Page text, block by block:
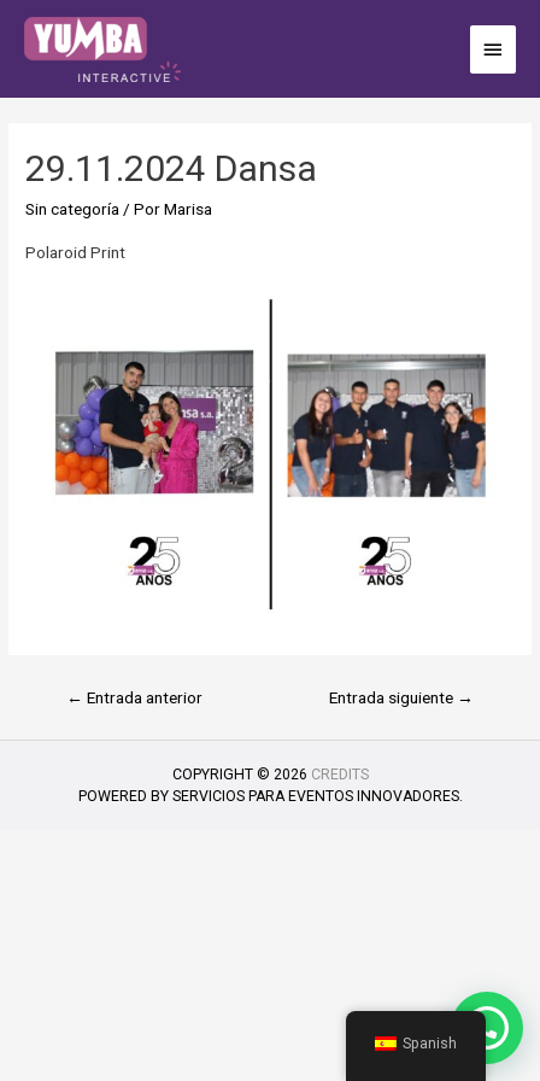
29.11.2024 Dansa
Sin categoría/ PorMarisa
Polaroid Print
← Entrada anterior Entrada siguiente →
COPYRIGHT © 2026 CREDITS
POWERED BY SERVICIOS PARA EVENTOS INNOVADORES.
Spanish